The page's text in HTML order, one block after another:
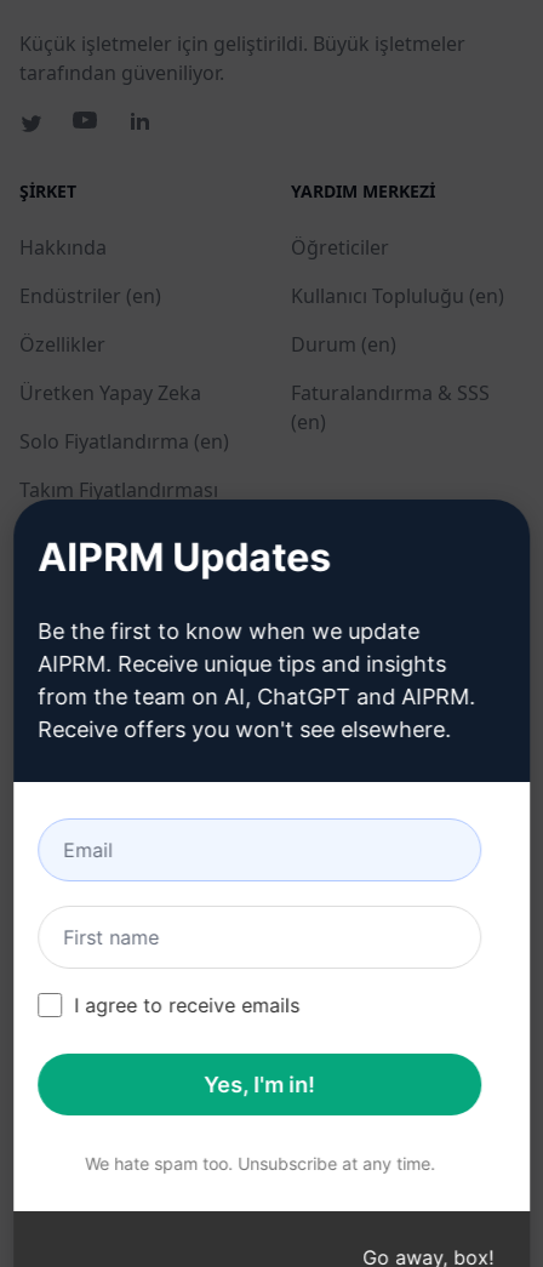
Küçük işletmeler için geliştirildi. Büyük işletmeler
tarafından güveniliyor.
ŞIRKET
Hakkında
Endüstriler (en)
Özellikler
Üretken Yapay Zeka
Solo Fiyatlandırma (en)
Takım Fiyatlandırması
(en)
Blog (en)
YARDIM MERKEZI
Öğreticiler
Kullanıcı Topluluğu (en)
Durum (en)
Faturalandırma & SSS
(en)
YASAL
Gizlilik Politikası (en)
Politikası (en)
Kullanım Koşulları (en)
Tarayıcı Uzantısı
Terimleri (en)
Faturalama Koşulları (en)
Nasıl kurulur
© 2026
All logos, trademarks, and registered trademarks are the
AIPRM and other related brand names are registered
laws.
and EU CTM EU18823472, EU18830896.
AIPRM Updates
Be the first to know when we update
AIPRM. Receive unique tips and insights
from the team on AI, ChatGPT and AIPRM.
Receive offers you won't see elsewhere.
I agree to receive emails
Yes, I'm in!
We hate spam too. Unsubscribe at any time.
Go away, box!